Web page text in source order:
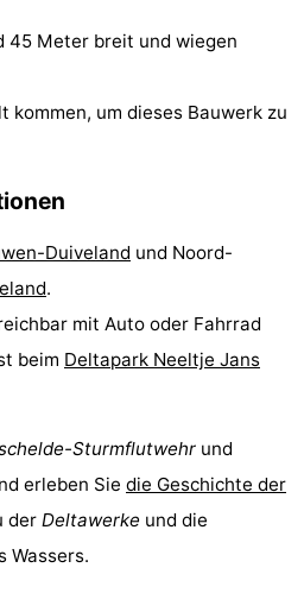
45 Meter breit und wiegen
kommen, um dieses Bauwerk zu
Duiveland und Noord-
.
mit Auto oder Fahrrad
beim Deltapark Neeltje Jans
Sturmflutwehr und
erleben Sie die Geschichte der
der Deltawerke und die
Wassers.